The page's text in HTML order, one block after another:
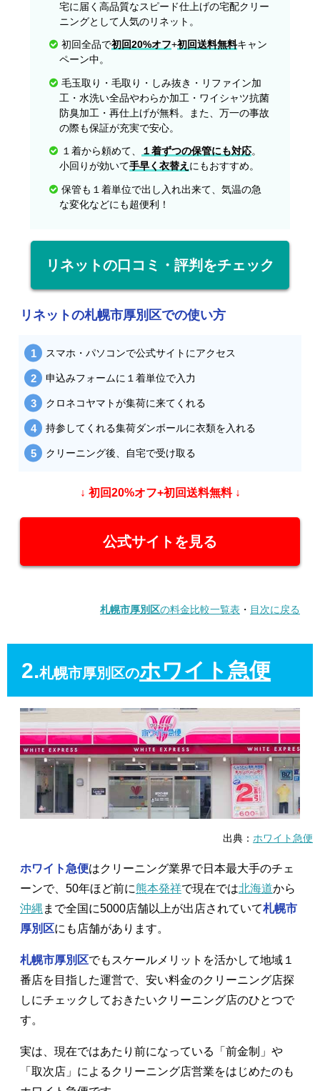
宅に届く高品質なスピード仕上げの宅配クリー
ニングとして人気のリネット。
初回全品で初回20%オフ+初回送料無料キャン
ペーン中。
毛玉取り・毛取り・しみ抜き・リファイン加
工・水洗い全品やわらか加工・ワイシャツ抗菌
防臭加工・再仕上げが無料。また、万一の事故
の際も保証が充実で安心。
１着から頼めて、 １着ずつの保管にも対応。
小回りが効いて手早く衣替え にもおすすめ。
保管も１着単位で出し入れ出来て、気温の急
な変化などにも超便利！
リネットの口コミ・評判をチェック
リネットの札幌市厚別区での使い方
スマホ・パソコンで公式サイトにアクセス
申込みフォームに１着単位で入力
クロネコヤマトが集荷に来てくれる
持参してくれる集荷ダンボールに衣類を入れる
クリーニング後、自宅で受け取る
↓ 初回20%オフ+初回送料無料 ↓
公式サイトを見る
札幌市厚別区の料金比較一覧表 ・ 目次に戻る
2.札幌市厚別区のホワイト急便
出典： ホワイト急便
ホワイト急便はクリーニング業界で日本最大手のチェ
ーンで、50年ほど前に熊本発祥で現在では北海道から
沖縄まで全国に5000店舗以上が出店されていて札幌市
厚別区にも店舗があります。
札幌市厚別区でもスケールメリットを活かして地域１
番店を目指した運営で、安い料金のクリーニング店探
しにチェックしておきたいクリーニング店のひとつで
す。
実は、現在ではあたり前になっている「前金制」や
「取次店」によるクリーニング店営業をはじめたのも